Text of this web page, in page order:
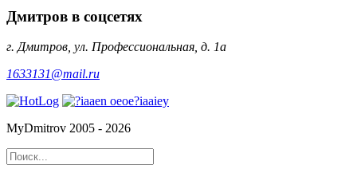
Дмитров в соцсетях
г. Дмитров, ул. Профессиональная, д. 1а
1633131@mail.ru
MyDmitrov 2005 - 2026